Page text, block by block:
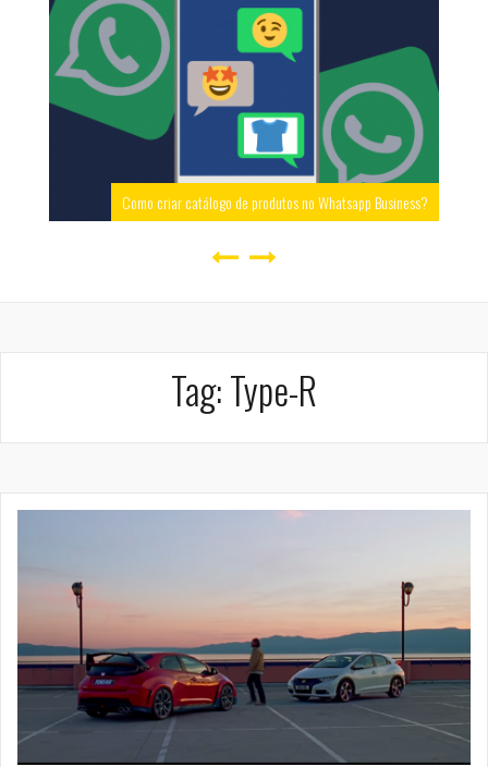
Como criar catálogo de produtos no Whatsapp Business?
Tag:Type-R